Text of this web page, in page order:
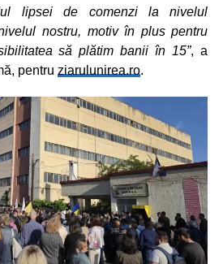
lipsei de comenzi la nivelul
nostru, motiv în plus pentru
să plătim banii în 15”, a
pentru ziarulunirea.ro.